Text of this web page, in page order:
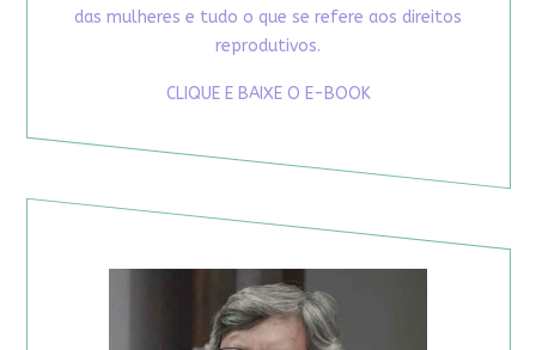
das mulheres e tudo o que se refere aos direitos
reprodutivos.
CLIQUE E BAIXE O E-BOOK